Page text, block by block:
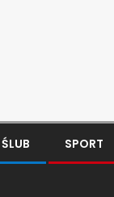
ŚLUB SPORT